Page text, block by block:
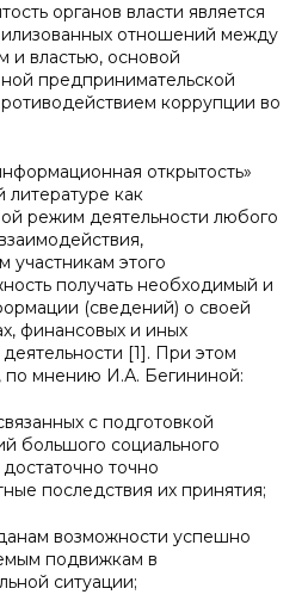
органов власти является
отношений между
и властью, основой
предпринимательской
коррупции во
открытость»
литературе как
режим деятельности любого
этого
получать необходимый и
(сведений) о своей
финансовых и иных
[1]. При этом
по мнению И.А. Бегининой:
с подготовкой
большого социального
точно
последствия их принятия;
возможности успешно
подвижкам в
ситуации;